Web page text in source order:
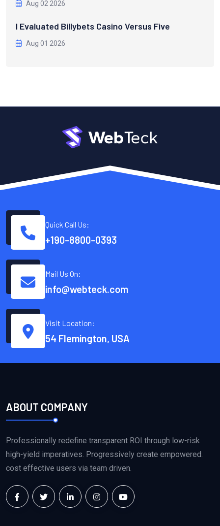
Aug 02 2026
I Evaluated Billybets Casino Versus Five
Aug 01 2026
Quick Call Us:
+190-8800-0393
Mail Us On:
info@webteck.com
Visit Location:
54 Flemington, USA
ABOUT COMPANY
Professionally redefine transparent ROI through low-risk
high-yield imperatives. Progressively create empowered.
cost effective users via team driven.